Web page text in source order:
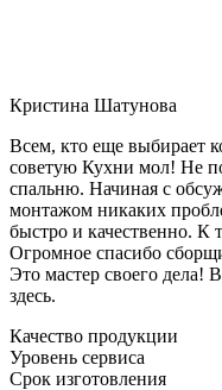
Кристина Шатунова
Всем, кто еще выбирает
советую Кухни мол! Не
спальню. Начиная с
монтажом никаких
быстро и качественно. К
Огромное спасибо
Это мастер своего дела!
здесь.
Качество продукции
Уровень сервиса
Срок изготовления